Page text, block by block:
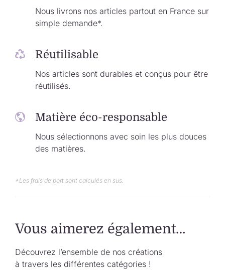
Nous livrons nos articles partout en France sur
simple demande*.
Réutilisable
Nos articles sont durables et conçus pour être
réutilisés.
Matière éco-responsable
Nous sélectionnons avec soin les plus douces
des matières.
*Les frais de port sont calculés en sus.
Vous aimerez également…
Découvrez l’ensemble de nos créations
à travers les différentes catégories !